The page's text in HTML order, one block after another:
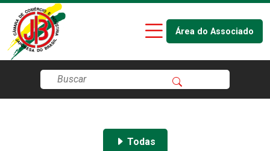
Área do Associado
Todas